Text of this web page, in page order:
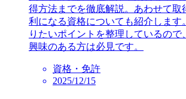
得方法までを徹底解説。あわせて取
利になる資格についても紹介します
りたいポイントを整理しているので
興味のある方は必見です。
資格・免許
2025/12/15